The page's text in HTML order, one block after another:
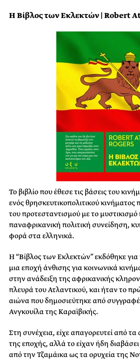
Η Βίβλος των Εκλεκτών | Robert
Το βιβλίο που έθεσε τις βάσεις του
ενός θρησκευτικοπολιτικού κινήματος
του προτεσταντισμού με το μυστικισμό
παναφρικανική πολιτική συνείδηση,
φορά στα ελληνικά.
Η “Βίβλος των Εκλεκτών” εκδόθηκε
μια εποχή άνθισης για κοινωνικά
στην ανάδειξη της αφρικανικής
πλευρά του Ατλαντικού, και ήταν το
αιώνα που δημοσιεύτηκε από
Ανγκουίλα της Καραϊβικής.
Στη συνέχεια, είχε απαγορευτεί από
της εποχής, αλλά το είχαν ήδη
από την Τζαμάικα ως τα ορυχεία της